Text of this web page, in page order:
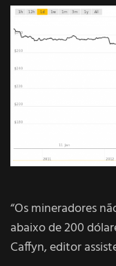
“Os mineradores
abaixo de 200
Caffyn, editor